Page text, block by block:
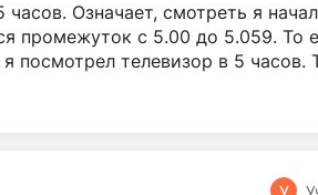
Означает, смотреть я начал
промежуток с 5.00 до 5.059. То
посмотрел телевизор в 5 часов.
У